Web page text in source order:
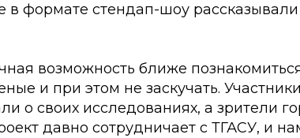
в формате стендап-шоу рассказывали
возможность ближе
и при этом не заскучать.
о своих исследованиях, а зрители
давно сотрудничает с ТГАСУ, и